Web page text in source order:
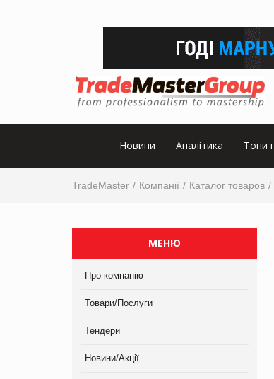
Новини Аналітика Топи
TradeMaster Компанії Каталог товаров
МЕНЮ
Про компанію
Товари/Послуги
Тендери
Новини/Акції